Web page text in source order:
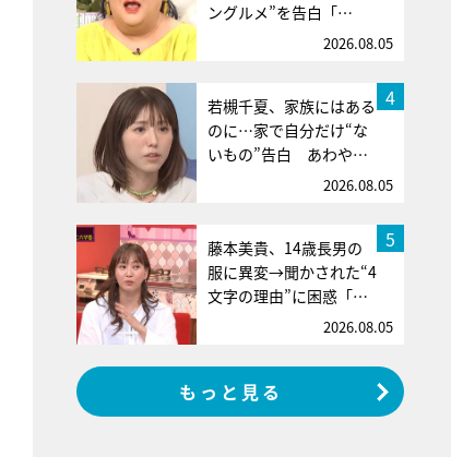
ングルメ”を告白「…
2026.08.05
4
若槻千夏、家族にはある
のに…家で自分だけ“な
いもの”告白 あわや…
2026.08.05
5
藤本美貴、14歳長男の
服に異変→聞かされた“4
文字の理由”に困惑「…
2026.08.05
もっと見る